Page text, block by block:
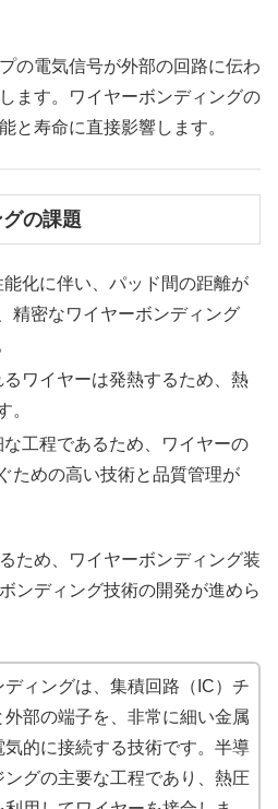
の電気信号が外部の回路に伝わ
ます。ワイヤーボンディングの
と寿命に直接影響します。
の課題
化に伴い、パッド間の距離が
精密なワイヤーボンディング
るワイヤーは発熱するため、熱
。
な工程であるため、ワイヤーの
ための高い技術と品質管理が
ため、ワイヤーボンディング装
ンディング技術の開発が進めら
ディングは、集積回路（IC）チ
外部の端子を、非常に細い金属
気的に接続する技術です。半導
ングの主要な工程であり、熱圧